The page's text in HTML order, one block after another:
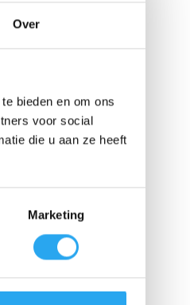
Over
bieden en om ons
voor social
die u aan ze heeft
Marketing